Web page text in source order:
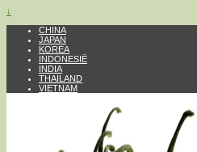
↓
CHINA
JAPAN
KOREA
INDONESIË
INDIA
THAILAND
VIETNAM